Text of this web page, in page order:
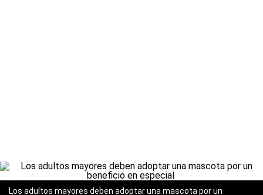
Los adultos mayores deben adoptar una mascota por un